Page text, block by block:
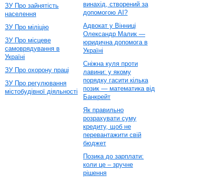
ЗУ Про зайнятість
населення
ЗУ Про міліцію
ЗУ Про місцеве
самоврядування в
Україні
ЗУ Про охорону праці
ЗУ Про регулювання
містобудівної діяльності
винахід, створений за
допомогою AI?
Адвокат у Вінниці
Олександр Малик —
юридична допомога в
Україні
Сніжна куля проти
лавини: у якому
порядку гасити кілька
позик — математика від
Банкрейт
Як правильно
розрахувати суму
кредиту, щоб не
перевантажити свій
бюджет
Позика до зарплати:
коли це – зручне
рішення